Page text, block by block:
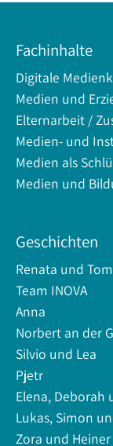
Fachinhalte
Digitale
Medien und
Elternarbeit /
Medien- und
Medien als
Medien und
Geschichten
Renata und
Team INOVA
Anna
Norbert an der
Silvio und Lea
Pjetr
Elena, Deborah
Lukas, Simon
Zora und Heiner